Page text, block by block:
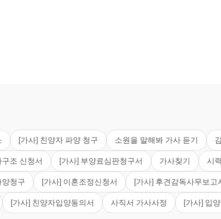
[가사] 친양자 파양 청구 소원을 말해봐 가사 듣기
조 신청서 [가사] 부양료심판청구서 가사찾기 시
양청구 [가사] 이혼조정신청서 [가사] 후견감독사무보고
[가사] 친양자입양동의서 사직서 가사사정 [가사] 입